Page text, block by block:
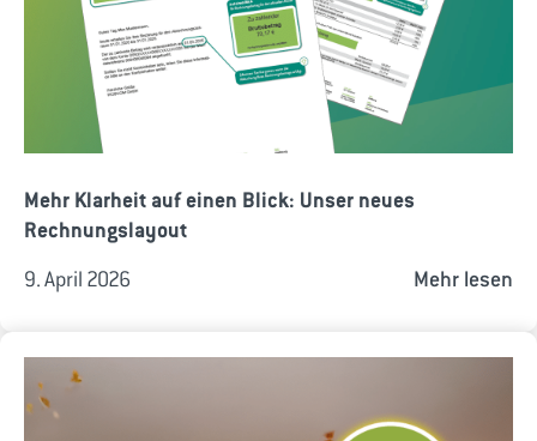
Mehr Klarheit auf einen Blick: Unser neues
Rechnungslayout
9. April 2026 Mehr lesen